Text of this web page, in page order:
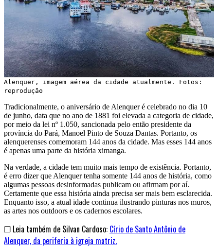
Alenquer, imagem aérea da cidade atualmente. Fotos:
reprodução
Tradicionalmente, o aniversário de Alenquer é celebrado no dia 10
de junho, data que no ano de 1881 foi elevada a categoria de cidade,
por meio da lei nº 1.050, sancionada pelo então presidente da
província do Pará, Manoel Pinto de Souza Dantas. Portanto, os
alenquerenses comemoram 144 anos da cidade. Mas esses 144 anos
é apenas uma parte da história ximanga.
Na verdade, a cidade tem muito mais tempo de existência. Portanto,
é erro dizer que Alenquer tenha somente 144 anos de história, como
algumas pessoas desinformadas publicam ou afirmam por aí.
Certamente que essa história ainda precisa ser mais bem esclarecida.
Enquanto isso, a atual idade continua ilustrando pinturas nos muros,
as artes nos outdoors e os cadernos escolares.
❒ Leia também de Silvan Cardoso: Círio de Santo Antônio de
Alenquer, da periferia à igreja matriz.